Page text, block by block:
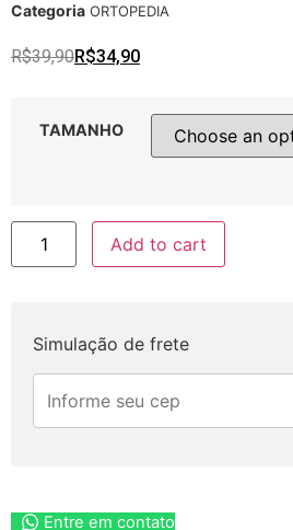
Categoria ORTOPEDIA
R$39,90R$34,90
TAMANHO
Add to cart
Simulação de frete
Entre em contato